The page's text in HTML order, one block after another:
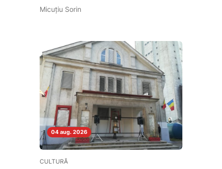
Micuțiu Sorin
04 aug. 2026
CULTURĂ